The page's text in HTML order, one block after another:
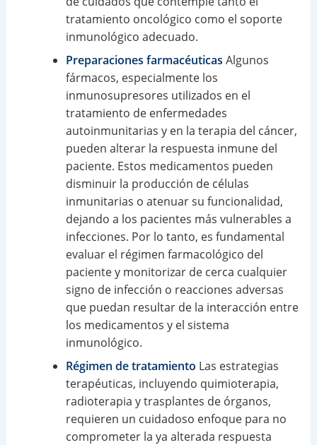
tratamiento oncológico como el soporte
inmunológico adecuado.
Preparaciones farmacéuticas Algunos
fármacos, especialmente los
inmunosupresores utilizados en el
tratamiento de enfermedades
autoinmunitarias y en la terapia del cáncer,
pueden alterar la respuesta inmune del
paciente. Estos medicamentos pueden
disminuir la producción de células
inmunitarias o atenuar su funcionalidad,
dejando a los pacientes más vulnerables a
infecciones. Por lo tanto, es fundamental
evaluar el régimen farmacológico del
paciente y monitorizar de cerca cualquier
signo de infección o reacciones adversas
que puedan resultar de la interacción entre
los medicamentos y el sistema
inmunológico.
Régimen de tratamiento Las estrategias
terapéuticas, incluyendo quimioterapia,
radioterapia y trasplantes de órganos,
requieren un cuidadoso enfoque para no
comprometer la ya alterada respuesta